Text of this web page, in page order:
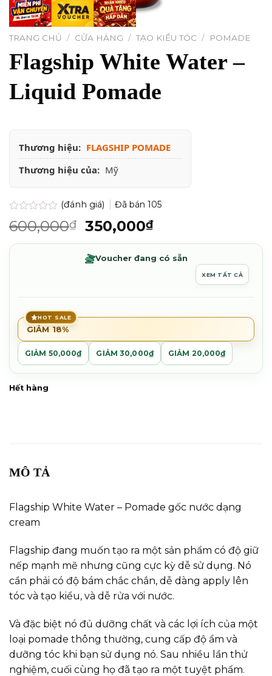
TRANG CHỦ / CỬA HÀNG / TẠO KIỂU TÓC / POMADE
Flagship White Water –
Liquid Pomade
Thương hiệu: FLAGSHIP POMADE
Thương hiệu của: Mỹ
Được
xếp
0.0
(đánh giá) Đã bán 105
600,000₫
Giá
gốc
là:
600,000₫.
350,000₫Giá
hiện
tại
350,000₫.
Voucher đang có sẵn
XEM TẤT CẢ
HOT SALE
GIẢM 18%
GIẢM 50,000₫ GIẢM 30,000₫ GIẢM 20,000₫
Hết hàng
MÔ TẢ
Flagship White Water – Pomade gốc nước dạng
cream
Flagship đang muốn tạo ra một sản phẩm có độ giữ
nếp mạnh mẽ nhưng cũng cực kỳ dễ sử dụng. Nó
cần phải có độ bám chắc chắn, dễ dàng apply lên
tóc và tạo kiểu, và dễ rửa với nước.
Và đặc biệt nó đủ dưỡng chất và các lợi ích của một
loại pomade thông thường, cung cấp độ ẩm và
dưỡng tóc khi bạn sử dụng nó. Sau nhiều lần thử
nghiệm, cuối cùng họ đã tạo ra một tuyệt phẩm.